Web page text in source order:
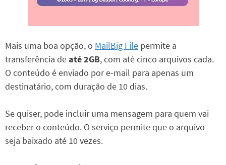
Mais uma boa opção, o MailBig File permite a
transferência de até 2GB, com até cinco arquivos cada.
O conteúdo é enviado por e-mail para apenas um
destinatário, com duração de 10 dias.
Se quiser, pode incluir uma mensagem para quem vai
receber o conteúdo. O serviço permite que o arquivo
seja baixado até 10 vezes.